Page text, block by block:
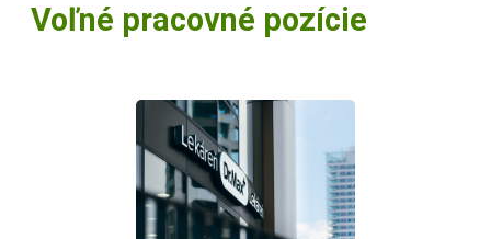
Voľné pracovné pozície